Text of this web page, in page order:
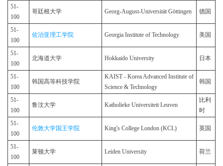
51-
100
哥廷根大学 Georg-August-Universität Göttingen 德国
51-
100
佐治亚理工学院 Georgia Institute of Technology 美国
51-
100
北海道大学 Hokkaido University 日本
51-
100
韩国高等科技学院
KAIST - Korea Advanced Institute of
Science & Technology
韩国
51-
100
鲁汶大学 Katholieke Universiteit Leuven
比利
时
51-
100
伦敦大学国王学院 King's College London (KCL) 英国
51-
100
莱顿大学 Leiden University 荷兰